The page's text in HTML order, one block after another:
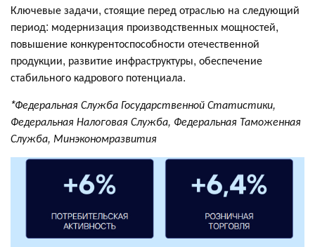
Ключевые задачи, стоящие перед отраслью на следующий
период: модернизация производственных мощностей,
повышение конкурентоспособности отечественной
продукции, развитие инфраструктуры, обеспечение
стабильного кадрового потенциала.
*Федеральная Служба Государственной Статистики,
Федеральная Налоговая Служба, Федеральная Таможенная
Служба, Минэкономразвития